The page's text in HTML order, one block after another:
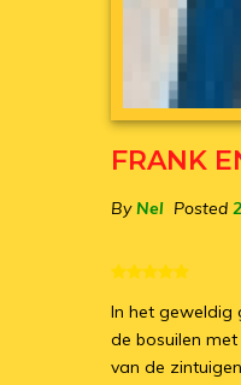
FRANK
ByNel Posted
In het geweldig
de bosuilen
van de